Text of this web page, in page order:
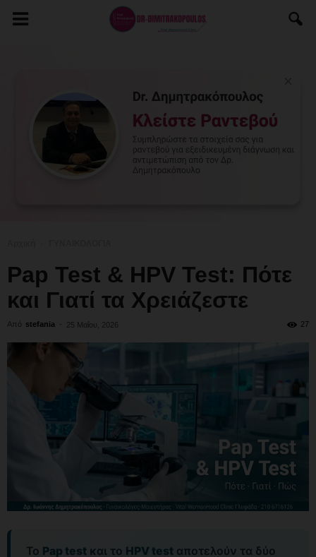
Pap Test & HPV Test: Πότε
και Γιατί τα Χρειάζεστε
Από stefania - 25 Μαΐου, 2026 27
Το Pap test και το HPV test αποτελούν τα δύο